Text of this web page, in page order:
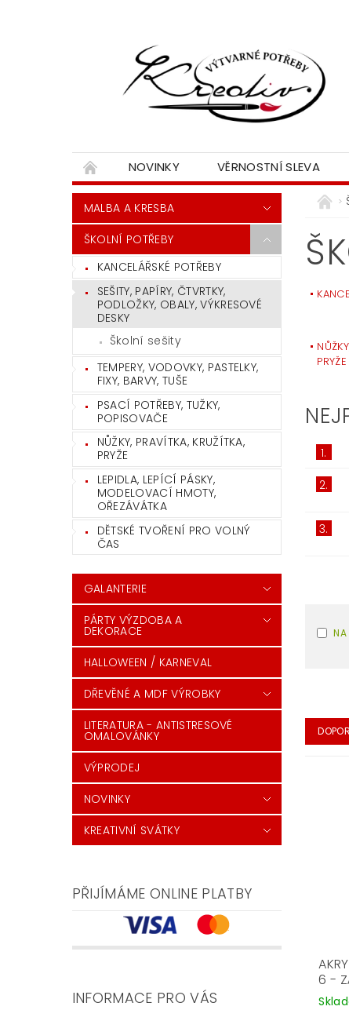
NOVINKY VĚRNOSTNÍ SLEVA
MALBA A KRESBA
ŠKOLNÍ POTŘEBY
KANCELÁŘSKÉ POTŘEBY
SEŠITY, PAPÍRY, ČTVRTKY,
PODLOŽKY, OBALY, VÝKRESOVÉ
DESKY
Školní sešity
TEMPERY, VODOVKY, PASTELKY,
FIXY, BARVY, TUŠE
PSACÍ POTŘEBY, TUŽKY,
POPISOVAČE
NŮŽKY, PRAVÍTKA, KRUŽÍTKA,
PRYŽE
LEPIDLA, LEPÍCÍ PÁSKY,
MODELOVACÍ HMOTY,
OŘEZÁVÁTKA
DĚTSKÉ TVOŘENÍ PRO VOLNÝ
ČAS
GALANTERIE
PÁRTY VÝZDOBA A
DEKORACE
HALLOWEEN / KARNEVAL
DŘEVĚNÉ A MDF VÝROBKY
LITERATURA - ANTISTRESOVÉ
OMALOVÁNKY
VÝPRODEJ
NOVINKY
KREATIVNÍ SVÁTKY
PŘIJÍMÁME ONLINE PLATBY
INFORMACE PRO VÁS
PRYŽE
1.
2.
3.
NA
6 -